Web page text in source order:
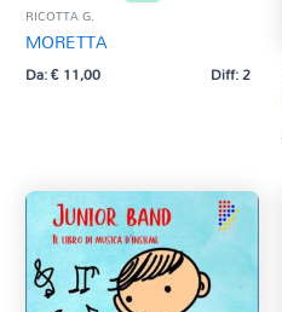
RICOTTA G.
MORETTA
Da:€11,00 Diff: 2